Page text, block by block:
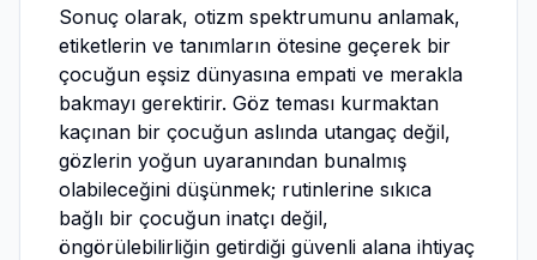
Sonuç olarak, otizm spektrumunu anlamak,
etiketlerin ve tanımların ötesine geçerek bir
çocuğun eşsiz dünyasına empati ve merakla
bakmayı gerektirir. Göz teması kurmaktan
kaçınan bir çocuğun aslında utangaç değil,
gözlerin yoğun uyaranından bunalmış
olabileceğini düşünmek; rutinlerine sıkıca
bağlı bir çocuğun inatçı değil,
öngörülebilirliğin getirdiği güvenli alana ihtiyaç